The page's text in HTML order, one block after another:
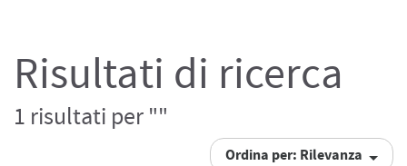
Risultati di ricerca
1 risultati per ""
Ordina per: Rilevanza